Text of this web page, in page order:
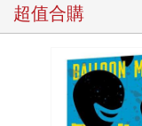
超值合購